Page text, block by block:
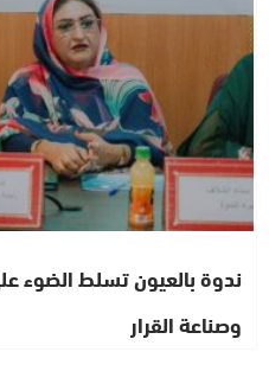
ندوة بالعيون تسلط الضوء
وصناعة القرار